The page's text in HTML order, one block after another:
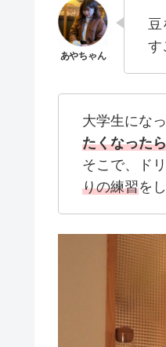
豆
す
大学生にな
たくなった
そこで、ド
りの練習を